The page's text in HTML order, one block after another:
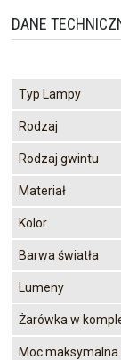
DANE
Typ Lampy
Rodzaj
Rodzaj gwintu
Materiał
Kolor
Barwa światła
Lumeny
Żarówka w
Moc maksymalna